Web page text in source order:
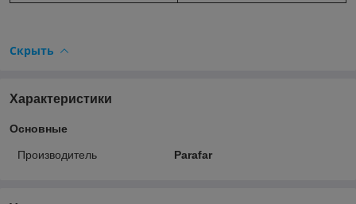
Скрыть
Характеристики
Основные
Производитель Parafar